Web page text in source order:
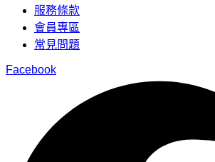
服務條款
會員專區
常見問題
Facebook